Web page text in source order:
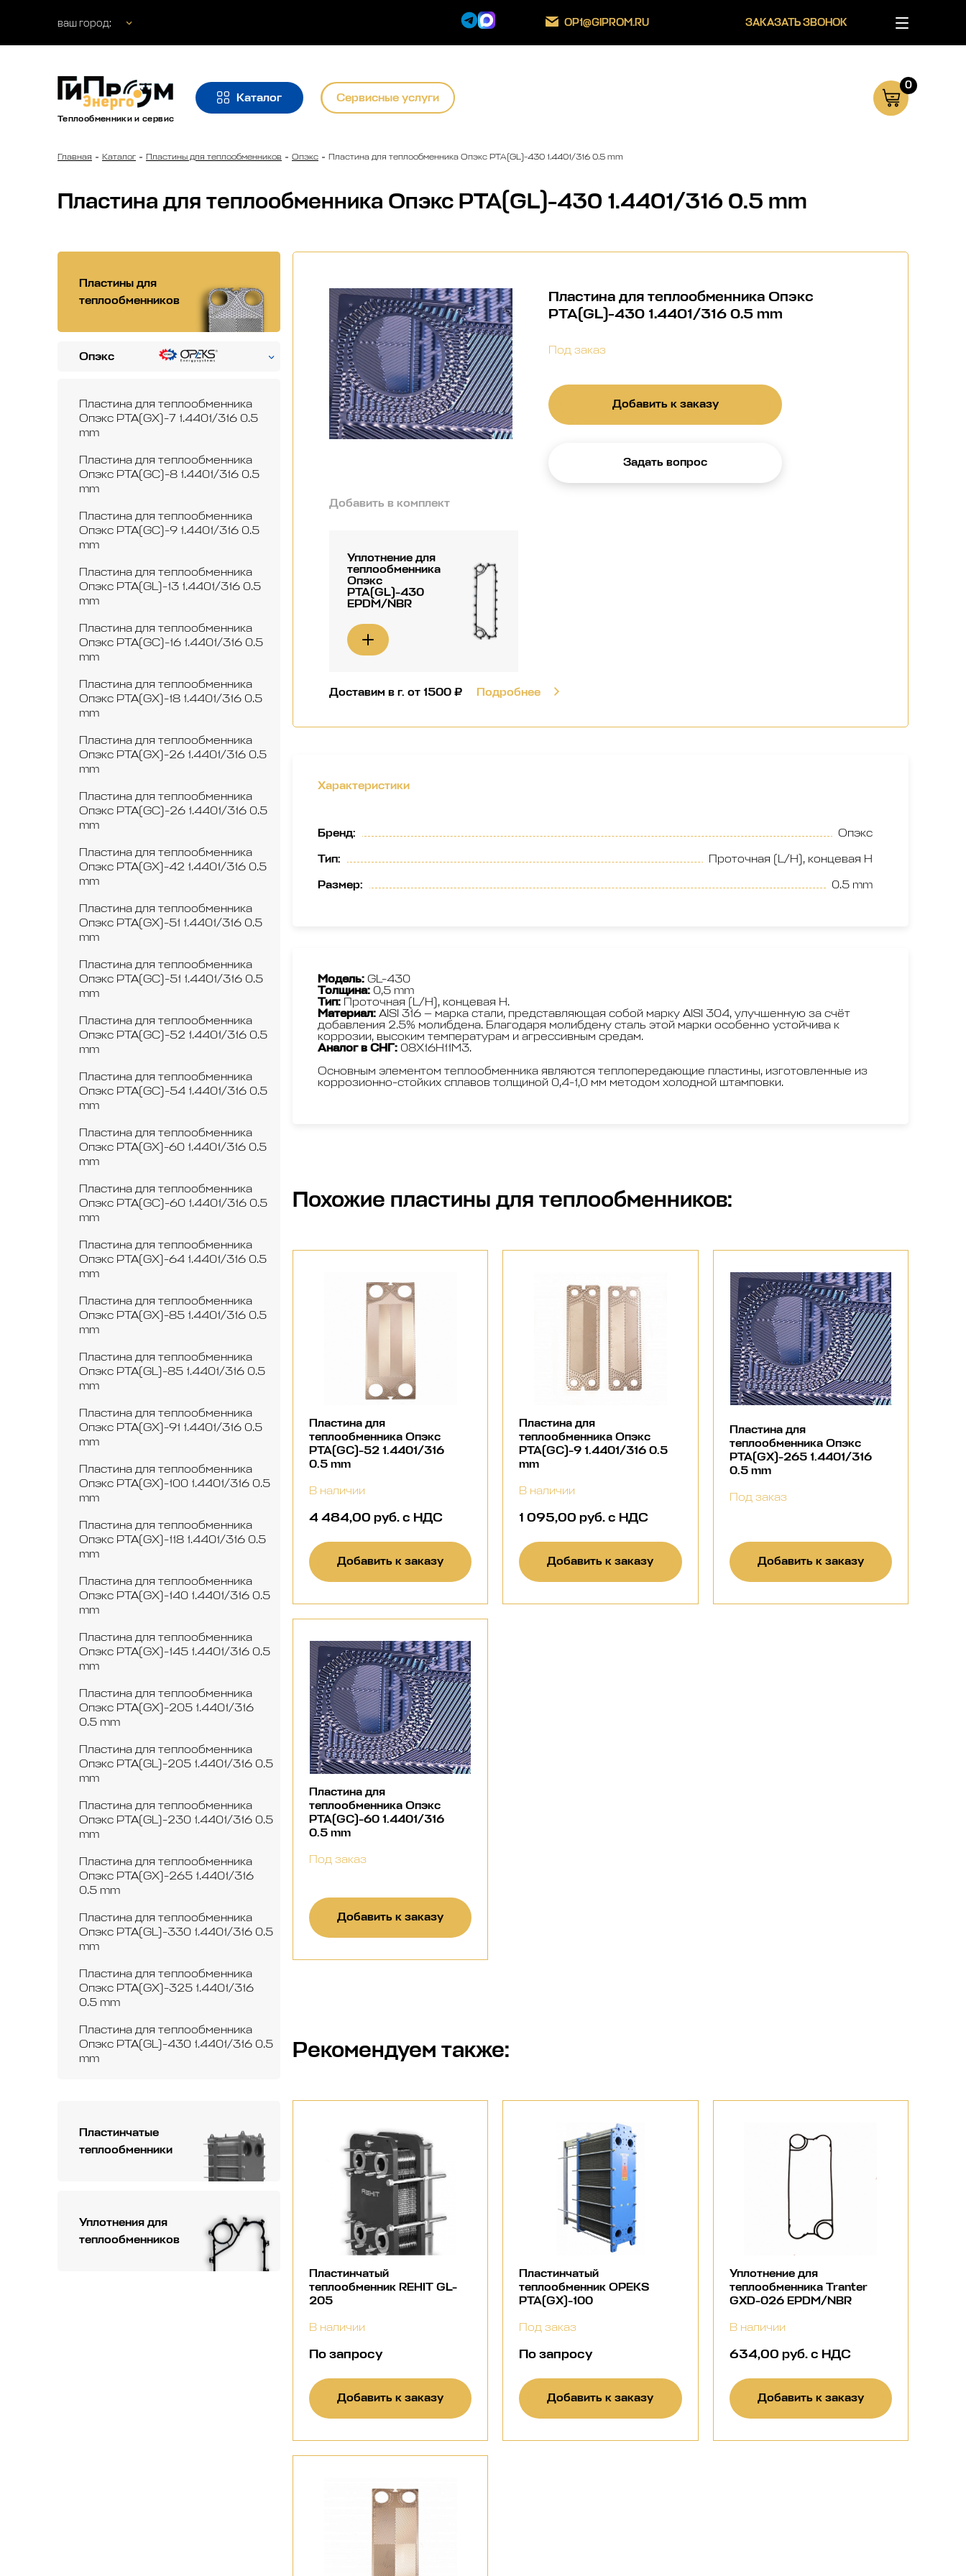
ваш город: OP1@GIPROM.RU ЗАКАЗАТЬ ЗВОНОК
Теплообменники и сервис
Каталог Сервисные услуги
0
Главная Каталог Пластины для теплообменников Опэкс Пластина для теплообменника Опэкс РТА(GL)-430 1.4401/316 0.5 mm
Пластина для теплообменника Опэкс РТА(GL)-430 1.4401/316 0.5 mm
Пластины для
теплообменников
Опэкс
Пластина для теплообменника
Опэкс РТА(GX)-7 1.4401/316 0.5
mm
Пластина для теплообменника
Опэкс РТА(GC)-8 1.4401/316 0.5
mm
Пластина для теплообменника
Опэкс РТА(GC)-9 1.4401/316 0.5
mm
Пластина для теплообменника
Опэкс РТА(GL)-13 1.4401/316 0.5
mm
Пластина для теплообменника
Опэкс РТА(GC)-16 1.4401/316 0.5
mm
Пластина для теплообменника
Опэкс РТА(GX)-18 1.4401/316 0.5
mm
Пластина для теплообменника
Опэкс РТА(GX)-26 1.4401/316 0.5
mm
Пластина для теплообменника
Опэкс РТА(GC)-26 1.4401/316 0.5
mm
Пластина для теплообменника
Опэкс РТА(GX)-42 1.4401/316 0.5
mm
Пластина для теплообменника
Опэкс РТА(GX)-51 1.4401/316 0.5
mm
Пластина для теплообменника
Опэкс РТА(GC)-51 1.4401/316 0.5
mm
Пластина для теплообменника
Опэкс РТА(GC)-52 1.4401/316 0.5
mm
Пластина для теплообменника
Опэкс РТА(GC)-54 1.4401/316 0.5
mm
Пластина для теплообменника
Опэкс РТА(GX)-60 1.4401/316 0.5
mm
Пластина для теплообменника
Опэкс РТА(GC)-60 1.4401/316 0.5
mm
Пластина для теплообменника
Опэкс РТА(GX)-64 1.4401/316 0.5
mm
Пластина для теплообменника
Опэкс РТА(GX)-85 1.4401/316 0.5
mm
Пластина для теплообменника
Опэкс РТА(GL)-85 1.4401/316 0.5
mm
Пластина для теплообменника
Опэкс РТА(GX)-91 1.4401/316 0.5
mm
Пластина для теплообменника
Опэкс РТА(GX)-100 1.4401/316 0.5
mm
Пластина для теплообменника
Опэкс РТА(GX)-118 1.4401/316 0.5
mm
Пластина для теплообменника
Опэкс РТА(GX)-140 1.4401/316 0.5
mm
Пластина для теплообменника
Опэкс РТА(GX)-145 1.4401/316 0.5
mm
Пластина для теплообменника
Опэкс РТА(GX)-205 1.4401/316
0.5 mm
Пластина для теплообменника
Опэкс РТА(GL)-205 1.4401/316 0.5
mm
Пластина для теплообменника
Опэкс РТА(GL)-230 1.4401/316 0.5
mm
Пластина для теплообменника
Опэкс РТА(GX)-265 1.4401/316
0.5 mm
Пластина для теплообменника
Опэкс РТА(GL)-330 1.4401/316 0.5
mm
Пластина для теплообменника
Опэкс РТА(GX)-325 1.4401/316
0.5 mm
Пластина для теплообменника
Опэкс РТА(GL)-430 1.4401/316 0.5
mm
Пластинчатые
теплообменники
Уплотнения для
теплообменников
Пластина для теплообменника Опэкс
РТА(GL)-430 1.4401/316 0.5 mm
Под заказ
Добавить к заказу
Задать вопрос
Добавить в комплект
Уплотнение для
теплообменника
Опэкс
РТА(GL)-430
EPDM/NBR
Доставим в г. от 1500 ₽ Подробнее
Характеристики
Бренд:
Опэкс
Тип:
Проточная (L/H), концевая H
Размер: 0.5 mm
Модель: GL-430
Толщина: 0,5 mm
Тип: Проточная (L/H), концевая H.
Материал: AISI 316 — марка стали, представляющая собой марку AISI 304, улучшенную за счёт
добавления 2.5% молибдена. Благодаря молибдену сталь этой марки особенно устойчива к
коррозии, высоким температурам и агрессивным средам.
Аналог в СНГ: 08Х16Н11М3.
Основным элементом теплообменника являются теплопередающие пластины, изготовленные из
коррозионно-стойких сплавов толщиной 0,4-1,0 мм методом холодной штамповки.
Похожие пластины для теплообменников:
Пластина для
теплообменника Опэкс
РТА(GC)-52 1.4401/316
0.5 mm
В наличии
4 484,00 руб. с НДС
Добавить к заказу
Пластина для
теплообменника Опэкс
РТА(GC)-9 1.4401/316 0.5
mm
В наличии
1 095,00 руб. с НДС
Добавить к заказу
Пластина для
теплообменника Опэкс
РТА(GX)-265 1.4401/316
0.5 mm
Под заказ
Добавить к заказу
Пластина для
теплообменника Опэкс
РТА(GC)-60 1.4401/316
0.5 mm
Под заказ
Добавить к заказу
Рекомендуем также:
Пластинчатый
теплообменник REHIT GL-
205
В наличии
По запросу
Добавить к заказу
Пластинчатый
теплообменник OPEKS
PTA(GX)-100
Под заказ
По запросу
Добавить к заказу
Уплотнение для
теплообменника Tranter
GXD-026 EPDM/NBR
В наличии
634,00 руб. с НДС
Добавить к заказу